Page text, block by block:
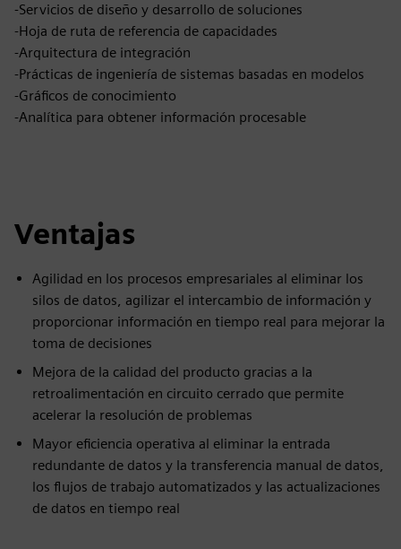
-Servicios de diseño y desarrollo de soluciones
-Hoja de ruta de referencia de capacidades
-Arquitectura de integración
-Prácticas de ingeniería de sistemas basadas en modelos
-Gráficos de conocimiento
-Analítica para obtener información procesable
Ventajas
Agilidad en los procesos empresariales al eliminar los
silos de datos, agilizar el intercambio de información y
proporcionar información en tiempo real para mejorar la
toma de decisiones
Mejora de la calidad del producto gracias a la
retroalimentación en circuito cerrado que permite
acelerar la resolución de problemas
Mayor eficiencia operativa al eliminar la entrada
redundante de datos y la transferencia manual de datos,
los flujos de trabajo automatizados y las actualizaciones
de datos en tiempo real